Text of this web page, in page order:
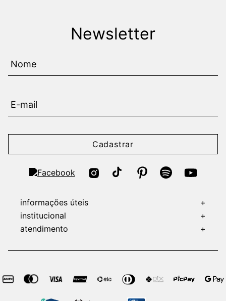
Newsletter
Cadastrar
informações úteis
+
institucional
+
atendimento
+